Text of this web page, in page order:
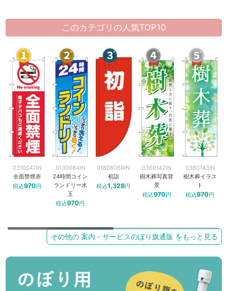
このカテゴリの人気TOP10
0310047IN
全面禁煙赤
税込970円
0130084IN
24時間コイン
ランドリー水
玉
税込970円
0180806RIN
初詣
税込1,328円
0360142IN
樹木葬写真背
景
税込970円
0360143IN
樹木葬イラス
ト
税込970円
その他の 案内・サービスのぼり旗通販 をもっと見る